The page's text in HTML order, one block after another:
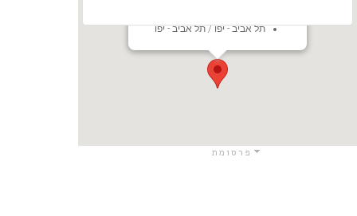
תל אביב - יפו / תל אביב - יפו
פרסומת